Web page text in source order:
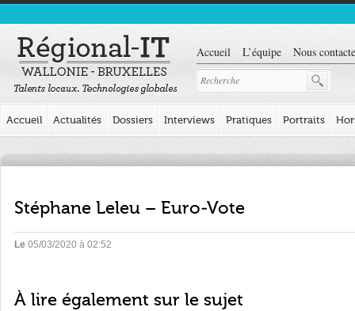
Accueil L’équipe Nous
Accueil Actualités Dossiers Interviews Pratiques Portraits
Stéphane Leleu – Euro-Vote
Le 05/03/2020 à 02:52
À lire également sur le sujet